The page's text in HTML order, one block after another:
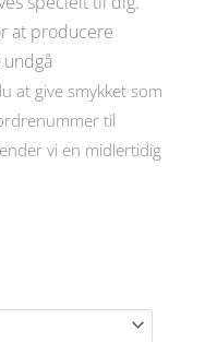
at producere
at give smykket som
til
vi en midlertidig